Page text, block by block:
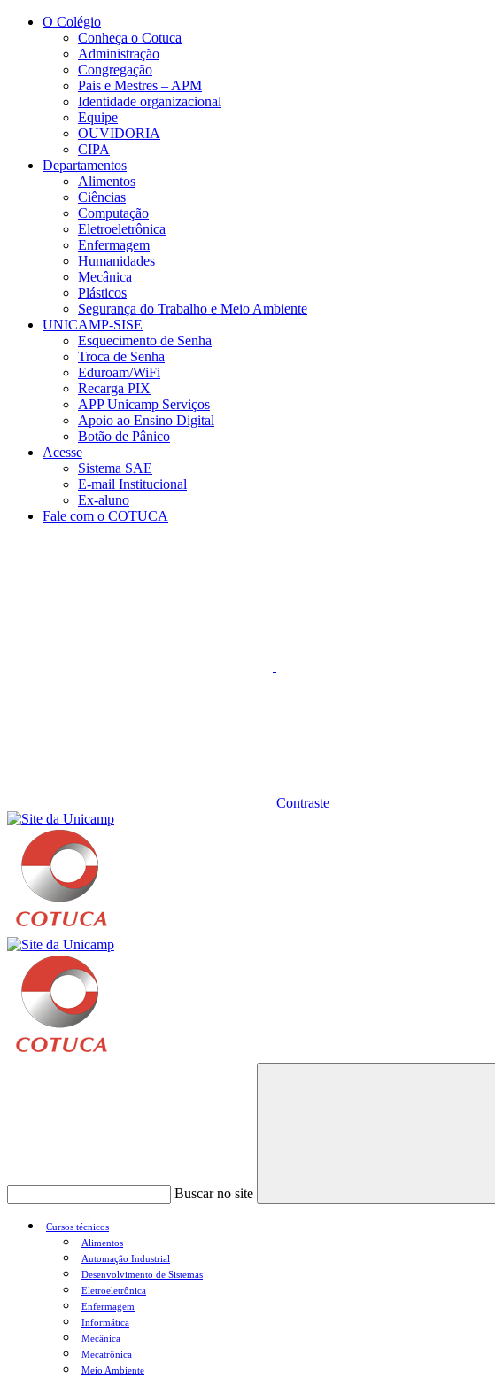
Conteúdo principal
O Colégio
Conheça o Cotuca
Administração
Congregação
Pais e Mestres – APM
Identidade organizacional
Equipe
OUVIDORIA
CIPA
Departamentos
Alimentos
Ciências
Computação
Eletroeletrônica
Enfermagem
Humanidades
Mecânica
Plásticos
Segurança do Trabalho e Meio Ambiente
UNICAMP-SISE
Esquecimento de Senha
Troca de Senha
Eduroam/WiFi
Recarga PIX
APP Unicamp Serviços
Apoio ao Ensino Digital
Botão de Pânico
Acesse
Sistema SAE
E-mail Institucional
Ex-aluno
Fale com o COTUCA
Contraste
Buscar no site
Buscar
Cursos técnicos
Alimentos
Automação Industrial
Desenvolvimento de Sistemas
Eletroeletrônica
Enfermagem
Informática
Mecânica
Mecatrônica
Meio Ambiente